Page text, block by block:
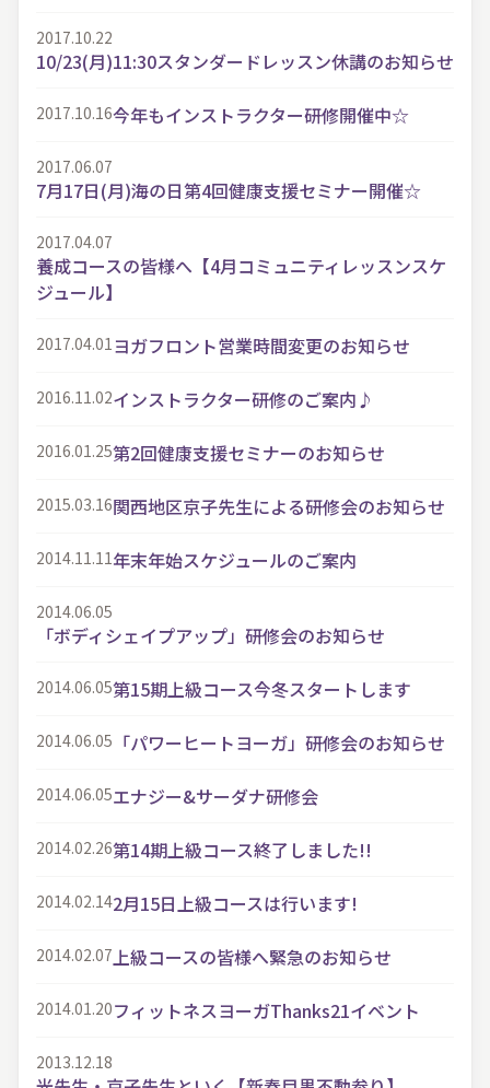
2017.10.22
10/23(月)11:30スタンダードレッスン休講のお知らせ
2017.10.16今年もインストラクター研修開催中☆
2017.06.07
7月17日(月)海の日第4回健康支援セミナー開催☆
2017.04.07
養成コースの皆様へ【4月コミュニティレッスンスケ
ジュール】
2017.04.01ヨガフロント営業時間変更のお知らせ
2016.11.02インストラクター研修のご案内♪
2016.01.25第2回健康支援セミナーのお知らせ
2015.03.16関西地区京子先生による研修会のお知らせ
2014.11.11年末年始スケジュールのご案内
2014.06.05
「ボディシェイプアップ」研修会のお知らせ
2014.06.05第15期上級コース今冬スタートします
2014.06.05 「パワーヒートヨーガ」研修会のお知らせ
2014.06.05エナジー&サーダナ研修会
2014.02.26第14期上級コース終了しました!!
2014.02.142月15日上級コースは行います!
2014.02.07上級コースの皆様へ緊急のお知らせ
2014.01.20フィットネスヨーガThanks21イベント
2013.12.18